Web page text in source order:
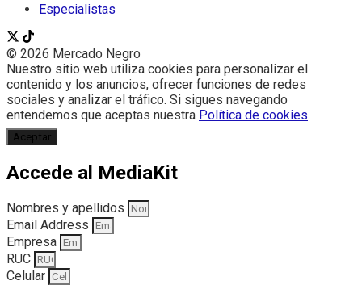
Especialistas
© 2026 Mercado Negro
Nuestro sitio web utiliza cookies para personalizar el
contenido y los anuncios, ofrecer funciones de redes
sociales y analizar el tráfico. Si sigues navegando
entendemos que aceptas nuestra Política de cookies.
Aceptar
Accede al MediaKit
Nombres y apellidos
Email Address
Empresa
RUC
Celular